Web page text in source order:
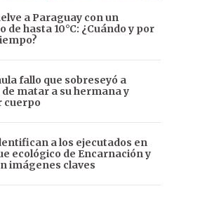
a Paraguay con un
de hasta 10°C: ¿Cuándo y por
fallo que sobreseyó a
de matar a su hermana y
cuerpo
a los ejecutados en
ecológico de Encarnación y
imágenes claves